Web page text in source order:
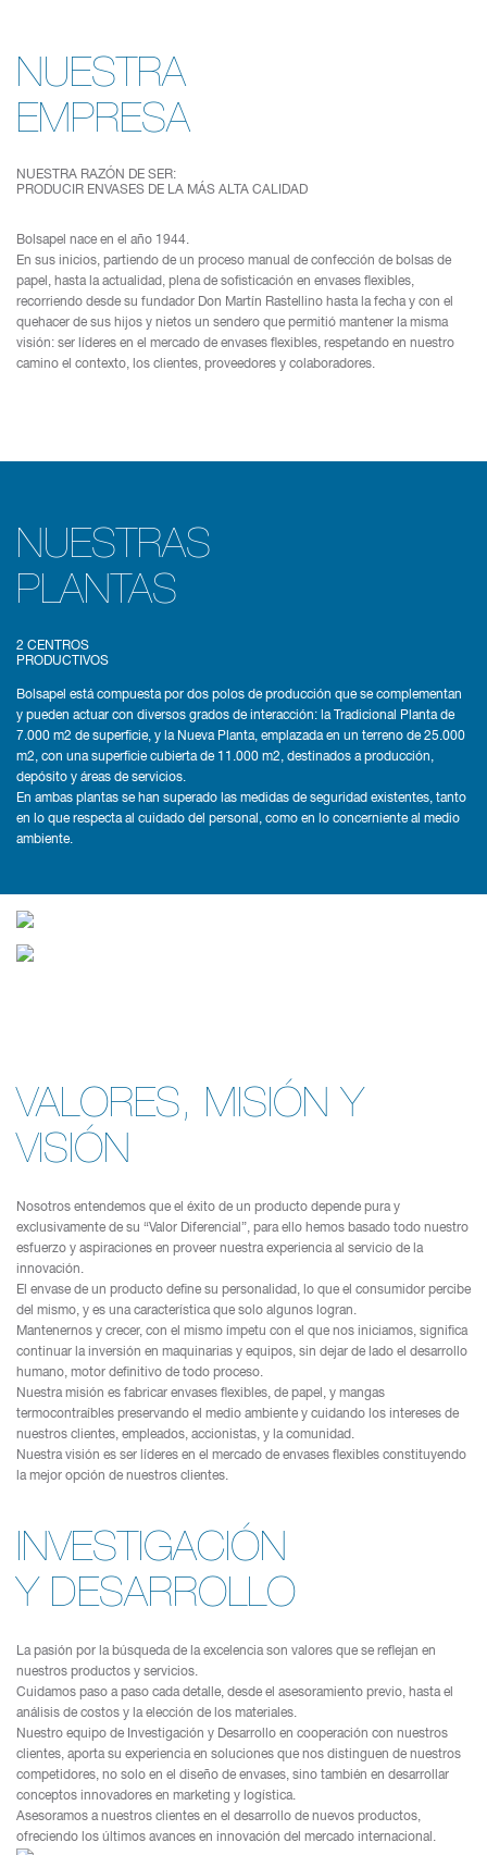
NUESTRA
EMPRESA
NUESTRA RAZÓN DE SER:
PRODUCIR ENVASES DE LA MÁS ALTA CALIDAD
Bolsapel nace en el año 1944.
En sus inicios, partiendo de un proceso manual de confección de bolsas de
papel, hasta la actualidad, plena de sofisticación en envases flexibles,
recorriendo desde su fundador Don Martín Rastellino hasta la fecha y con el
quehacer de sus hijos y nietos un sendero que permitió mantener la misma
visión: ser líderes en el mercado de envases flexibles, respetando en nuestro
camino el contexto, los clientes, proveedores y colaboradores.
NUESTRAS
PLANTAS
2 CENTROS
PRODUCTIVOS
Bolsapel está compuesta por dos polos de producción que se complementan
y pueden actuar con diversos grados de interacción: la Tradicional Planta de
7.000 m2 de superficie, y la Nueva Planta, emplazada en un terreno de 25.000
m2, con una superficie cubierta de 11.000 m2, destinados a producción,
depósito y áreas de servicios.
En ambas plantas se han superado las medidas de seguridad existentes, tanto
en lo que respecta al cuidado del personal, como en lo concerniente al medio
ambiente.
VALORES, MISIÓN Y
VISIÓN
Nosotros entendemos que el éxito de un producto depende pura y
exclusivamente de su “Valor Diferencial”, para ello hemos basado todo nuestro
esfuerzo y aspiraciones en proveer nuestra experiencia al servicio de la
innovación.
El envase de un producto define su personalidad, lo que el consumidor percibe
del mismo, y es una característica que solo algunos logran.
Mantenernos y crecer, con el mismo ímpetu con el que nos iniciamos, significa
continuar la inversión en maquinarias y equipos, sin dejar de lado el desarrollo
humano, motor definitivo de todo proceso.
Nuestra misión es fabricar envases flexibles, de papel, y mangas
termocontraíbles preservando el medio ambiente y cuidando los intereses de
nuestros clientes, empleados, accionistas, y la comunidad.
Nuestra visión es ser líderes en el mercado de envases flexibles constituyendo
la mejor opción de nuestros clientes.
INVESTIGACIÓN
Y DESARROLLO
La pasión por la búsqueda de la excelencia son valores que se reflejan en
nuestros productos y servicios.
Cuidamos paso a paso cada detalle, desde el asesoramiento previo, hasta el
análisis de costos y la elección de los materiales.
Nuestro equipo de Investigación y Desarrollo en cooperación con nuestros
clientes, aporta su experiencia en soluciones que nos distinguen de nuestros
competidores, no solo en el diseño de envases, sino también en desarrollar
conceptos innovadores en marketing y logística.
Asesoramos a nuestros clientes en el desarrollo de nuevos productos,
ofreciendo los últimos avances en innovación del mercado internacional.